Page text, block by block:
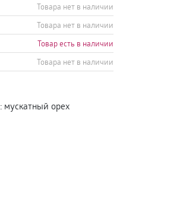
Товара нет в наличии
Товара нет в наличии
Товар есть в наличии
Товара нет в наличии
: мускатный орех